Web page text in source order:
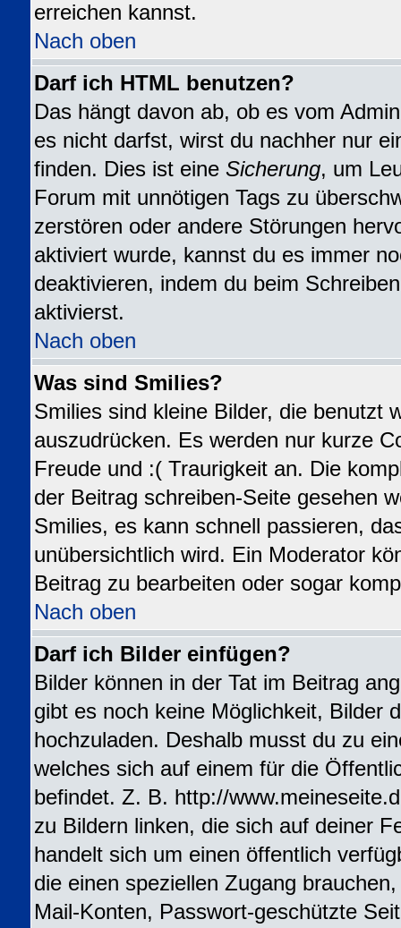
erreichen kannst.
Nach oben
Darf ich HTML benutzen?
Das hängt davon ab, ob es vom
es nicht darfst, wirst du nachher nur
finden. Dies ist eine Sicherung, um
Forum mit unnötigen Tags zu
zerstören oder andere Störungen
aktiviert wurde, kannst du es immer
deaktivieren, indem du beim
aktivierst.
Nach oben
Was sind Smilies?
Smilies sind kleine Bilder, die benutzt
auszudrücken. Es werden nur kurze
Freude und :( Traurigkeit an. Die
der Beitrag schreiben-Seite gesehen
Smilies, es kann schnell passieren,
unübersichtlich wird. Ein Moderator
Beitrag zu bearbeiten oder sogar
Nach oben
Darf ich Bilder einfügen?
Bilder können in der Tat im Beitrag
gibt es noch keine Möglichkeit, Bilder
hochzuladen. Deshalb musst du zu
welches sich auf einem für die
befindet. Z. B. http://
zu Bildern linken, die sich auf deiner
handelt sich um einen öffentlich
die einen speziellen Zugang
Mail-Konten, Passwort-geschützte